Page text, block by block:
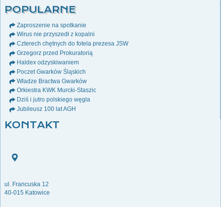
POPULARNE
Zaproszenie na spotkanie
Wirus nie przyszedł z kopalni
Czterech chętnych do fotela prezesa JSW
Grzegorz przed Prokuratorią
Haldex odzyskiwaniem
Poczet Gwarków Śląskich
Władze Bractwa Gwarków
Orkiestra KWK Murcki-Staszic
Dziś i jutro polskiego węgla
Jubileusz 100 lat AGH
KONTAKT
ul. Francuska 12
40-015 Katowice